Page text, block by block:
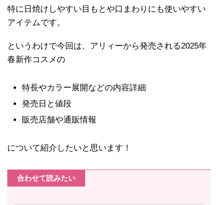
特に日焼けしやすい目もとや口まわりにも使いやすい
アイテムです。
というわけで今回は、アリィーから発売される2025年
春新作コスメの
特長やカラー展開などの内容詳細
発売日と値段
販売店舗や通販情報
について紹介したいと思います！
合わせて読みたい